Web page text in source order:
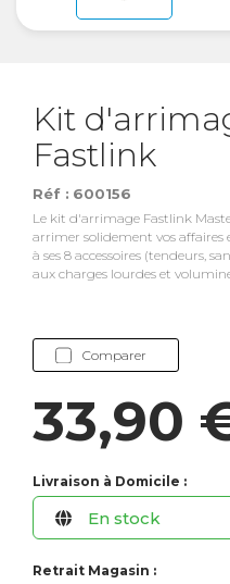
Kit
Fastlink
Réf : 600156
Le kit d'arrimage Fastlink
arrimer solidement vos
à ses 8 accessoires (tendeurs,
aux charges lourdes et
Comparer
33,90
Livraison à Domicile :
En stock
Retrait Magasin :